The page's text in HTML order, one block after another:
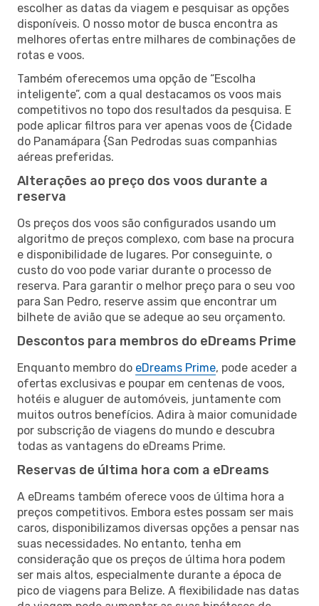
escolher as datas da viagem e pesquisar as opções
disponíveis. O nosso motor de busca encontra as
melhores ofertas entre milhares de combinações de
rotas e voos.
Também oferecemos uma opção de “Escolha
inteligente”, com a qual destacamos os voos mais
competitivos no topo dos resultados da pesquisa. E
pode aplicar filtros para ver apenas voos de {Cidade
do Panamápara {San Pedrodas suas companhias
aéreas preferidas.
Alterações ao preço dos voos durante a
reserva
Os preços dos voos são configurados usando um
algoritmo de preços complexo, com base na procura
e disponibilidade de lugares. Por conseguinte, o
custo do voo pode variar durante o processo de
reserva. Para garantir o melhor preço para o seu voo
para San Pedro, reserve assim que encontrar um
bilhete de avião que se adeque ao seu orçamento.
Descontos para membros do eDreams Prime
Enquanto membro do eDreams Prime, pode aceder a
ofertas exclusivas e poupar em centenas de voos,
hotéis e aluguer de automóveis, juntamente com
muitos outros benefícios. Adira à maior comunidade
por subscrição de viagens do mundo e descubra
todas as vantagens do eDreams Prime.
Reservas de última hora com a eDreams
A eDreams também oferece voos de última hora a
preços competitivos. Embora estes possam ser mais
caros, disponibilizamos diversas opções a pensar nas
suas necessidades. No entanto, tenha em
consideração que os preços de última hora podem
ser mais altos, especialmente durante a época de
pico de viagens para Belize. A flexibilidade nas datas